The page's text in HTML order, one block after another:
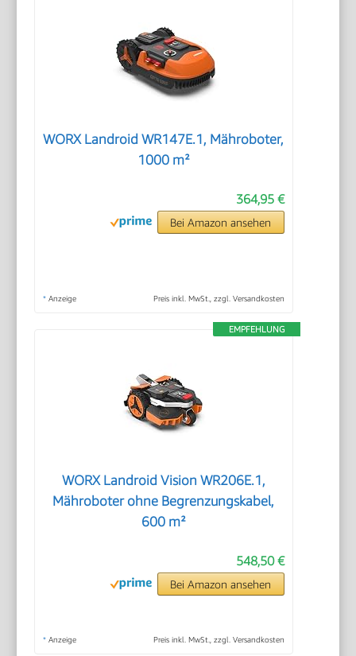
WORX Landroid WR147E.1, Mähroboter,
1000 m²
364,95 €
Bei Amazon ansehen
* Anzeige Preis inkl. MwSt., zzgl. Versandkosten
EMPFEHLUNG
WORX Landroid Vision WR206E.1,
Mähroboter ohne Begrenzungskabel,
600 m²
548,50 €
Bei Amazon ansehen
* Anzeige Preis inkl. MwSt., zzgl. Versandkosten